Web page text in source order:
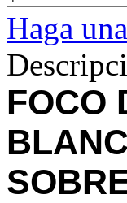
Haga
FOCO